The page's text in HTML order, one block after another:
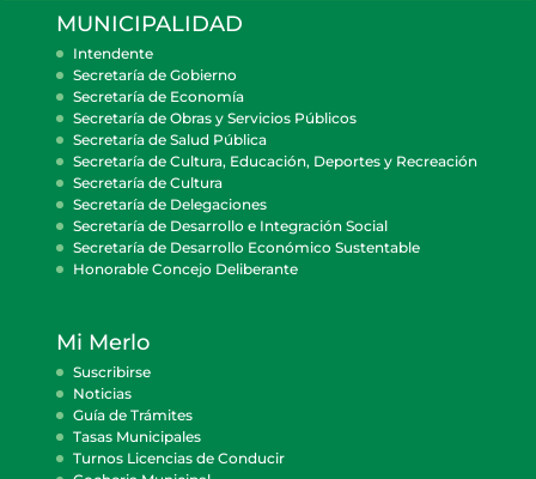
MUNICIPALIDAD
Intendente
Secretaría de Gobierno
Secretaría de Economía
Secretaría de Obras y Servicios Públicos
Secretaría de Salud Pública
Secretaría de Cultura, Educación, Deportes y Recreación
Secretaría de Cultura
Secretaría de Delegaciones
Secretaría de Desarrollo e Integración Social
Secretaría de Desarrollo Económico Sustentable
Honorable Concejo Deliberante
Mi Merlo
Suscribirse
Noticias
Guía de Trámites
Tasas Municipales
Turnos Licencias de Conducir